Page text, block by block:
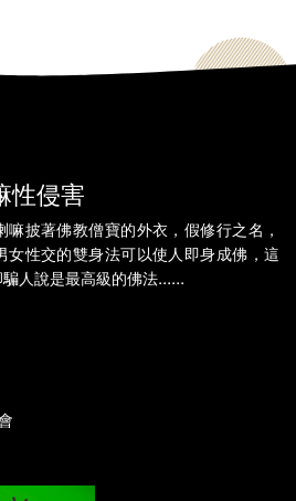
性侵害
披著佛教僧寶的外衣，假修行之名，
女性交的雙身法可以使人即身成佛，這
人說是最高級的佛法......